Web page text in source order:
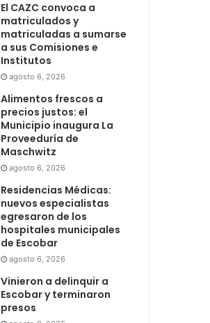
El CAZC convoca a
matriculados y
matriculadas a sumarse
a sus Comisiones e
Institutos
agosto 6, 2026
Alimentos frescos a
precios justos: el
Municipio inaugura La
Proveeduría de
Maschwitz
agosto 6, 2026
Residencias Médicas:
nuevos especialistas
egresaron de los
hospitales municipales
de Escobar
agosto 6, 2026
Vinieron a delinquir a
Escobar y terminaron
presos